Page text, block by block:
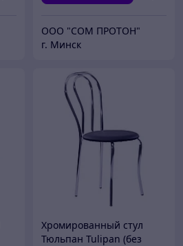
ООО "СОМ ПРОТОН"
г. Минск
Хромированный стул
Тюльпан Tulipan (без